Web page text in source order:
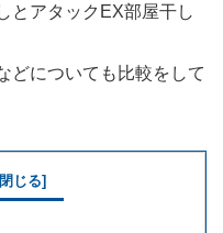
とアタックEX部屋干し
どについても比較をして